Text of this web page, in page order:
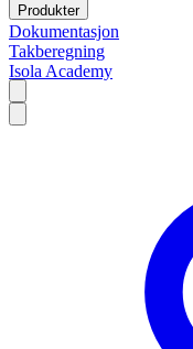
Produkter
Dokumentasjon
Takberegning
Isola Academy